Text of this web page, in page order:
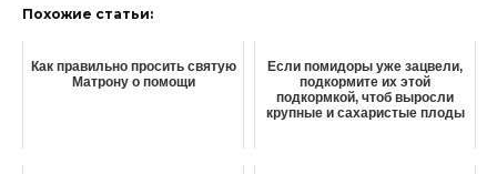
Похожие статьи:
Как правильно просить святую
Матрону о помощи
Если помидоры уже зацвели,
подкормите их этой
подкормкой, чтоб выросли
крупные и сахаристые плоды